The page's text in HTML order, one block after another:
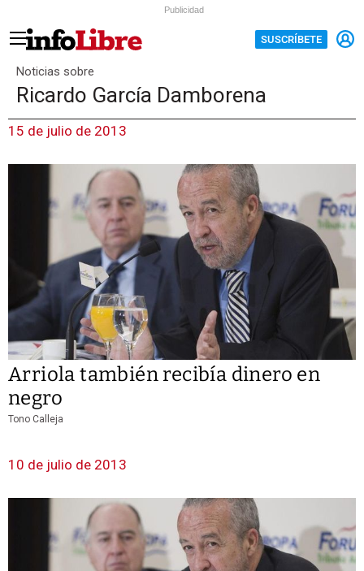
Publicidad
SUSCRÍBETE
Noticias sobre
Ricardo García Damborena
15 de julio de 2013
Arriola también recibía dinero en
negro
Tono Calleja
10 de julio de 2013